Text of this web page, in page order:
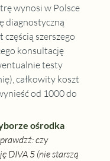
wynosi w Polsce
diagnostyczną
szerszego
konsultację
testy
całkowity koszt
od 1000 do
ośrodka
czy
DIVA 5 (nie starszą